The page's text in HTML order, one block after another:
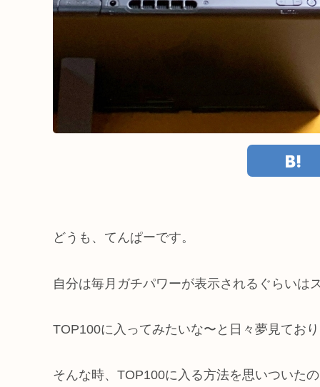
どうも、てんぱーです。
自分は毎月ガチパワーが表示されるぐらいは
TOP100に入ってみたいな〜と日々夢見てお
そんな時、TOP100に入る方法を思いついた